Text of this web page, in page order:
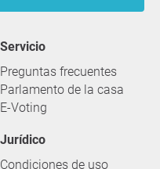
servicio
Preguntas frecuentes
Parlamento de la casa
E-Voting
Jurídico
Condiciones de uso